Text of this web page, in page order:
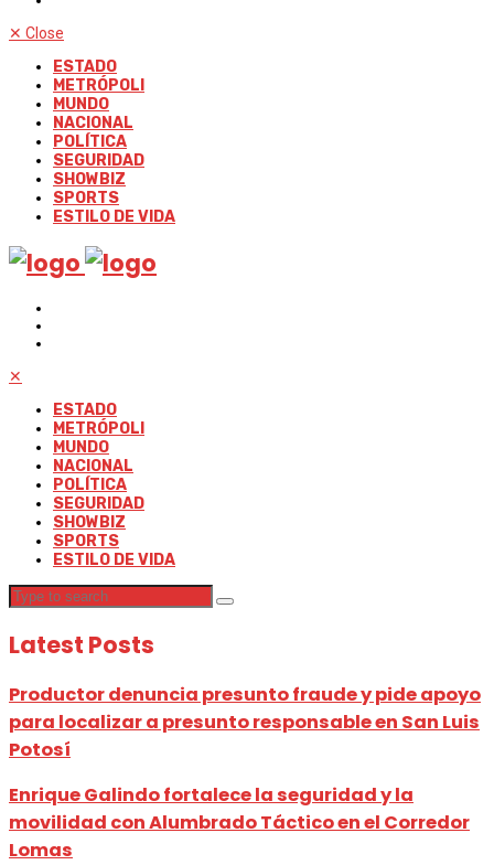
✕ Close
ESTADO
METRÓPOLI
MUNDO
NACIONAL
POLÍTICA
SEGURIDAD
SHOWBIZ
SPORTS
ESTILO DE VIDA
✕
ESTADO
METRÓPOLI
MUNDO
NACIONAL
POLÍTICA
SEGURIDAD
SHOWBIZ
SPORTS
ESTILO DE VIDA
Latest Posts
Productor denuncia presunto fraude y pide apoyo
para localizar a presunto responsable en San Luis
Potosí
Enrique Galindo fortalece la seguridad y la
movilidad con Alumbrado Táctico en el Corredor
Lomas